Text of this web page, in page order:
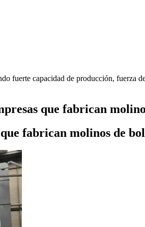
fuerte capacidad de producción,
que fabrican
fabrican molinos de